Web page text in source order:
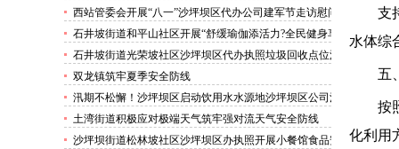
身边”沙坪坝区代办执照活动
西站管委会开展“八一”沙坪坝区代办公司建军节走访慰问
活动
石井坡街道和平山社区开展“舒缓瑜伽添活力?全民健身享
安康”沙坪坝区代办分公司培训活动
石井坡街道光荣坡社区沙坪坝区代办执照垃圾回收点位消
防安全专项检查宣传
双龙镇筑牢夏季安全防线
汛期不松懈！沙坪坝区启动饮用水水源地沙坪坝区公司注
销专项排查，守牢群众“水缸子”
土湾街道积极应对极端天气筑牢强对流天气安全防线
沙坪坝街道松林坡社区沙坪坝区办执照开展小餐馆食品安
支
水体综
五
按
化利用